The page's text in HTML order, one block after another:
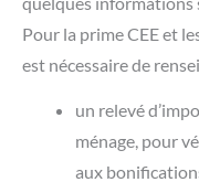
Pour la prime CEE et
est nécessaire de
un relevé
ménage, pour
aux